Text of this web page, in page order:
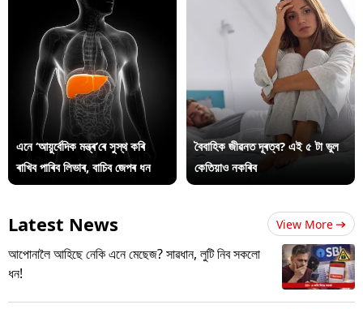
এনে ‘আয়ুৰ্বেদিক মন্ত্ৰ’ৰে সুস্থ কৰি
ৰাখিব পাৰিব লিভাৰ, বাচিব জেপৰ ধন
বৈবাহিক জীৱনত দূৰত্ব? এই ৫ টা ভুল
কেতিয়াও নকৰিব
Latest News View More
আপোনালৈ আহিছে নেকি এনে মেছেজ? সাৱধান, লুটি নিব সকলো
ধন!